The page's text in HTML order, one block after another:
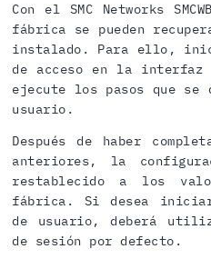
Con el SMC Networks
fábrica se pueden
instalado. Para ello,
de acceso en la
ejecute los pasos que
usuario.
Después de haber
anteriores, la
restablecido a los
fábrica. Si desea
de usuario, deberá
de sesión por defecto.